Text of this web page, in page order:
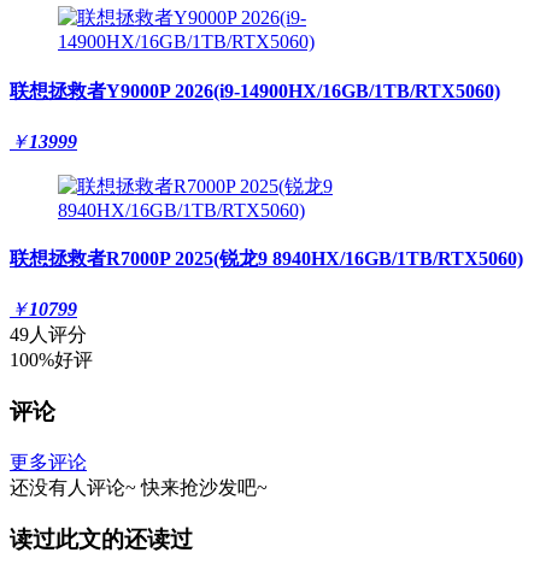
联想拯救者Y9000P 2026(i9-14900HX/16GB/1TB/RTX5060)
￥13999
联想拯救者R7000P 2025(锐龙9 8940HX/16GB/1TB/RTX5060)
￥10799
49人评分
100%好评
评论
更多评论
还没有人评论~ 快来抢沙发吧~
读过此文的还读过